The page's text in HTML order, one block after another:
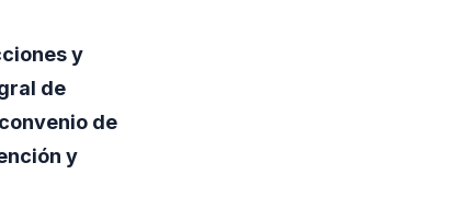
y
de
de
y